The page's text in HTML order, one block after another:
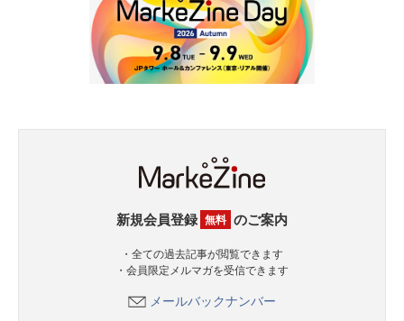
新規会員登録 無料 のご案内
・全ての過去記事が閲覧できます
・会員限定メルマガを受信できます
メールバックナンバー